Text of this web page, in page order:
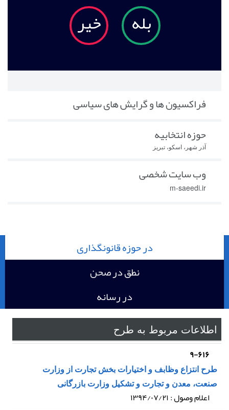
بله خیر
فراکسیون ها و گرایش های سیاسی
حوزه انتخابیه
آذر شهر، اسکو، تبریز
وب سایت شخصی
m-saeedi.ir
در حوزه قانونگذاری
نطق در صحن
در رسانه
اطلاعات مربوط به طرح
۹-۶۱۶
طرح انتزاع وظابف و اختیارات بخش تجارت از وزارت
صنعت، معدن و تجارت و تشکیل وزارت بازرگانی
اعلام وصول : ۱۳۹۴/۰۷/۲۱